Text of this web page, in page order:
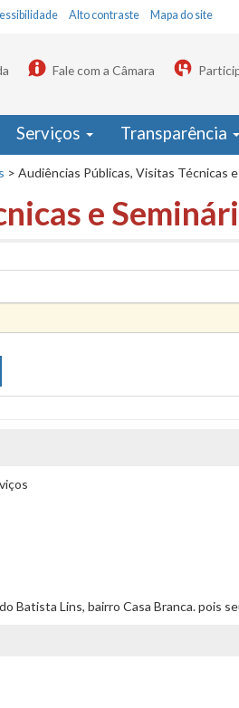
Alto contraste Mapa do site
Fale com a Câmara
Serviços Transparência
> Audiências Públicas, Visitas Técnicas
e
Batista Lins, bairro Casa Branca. pois